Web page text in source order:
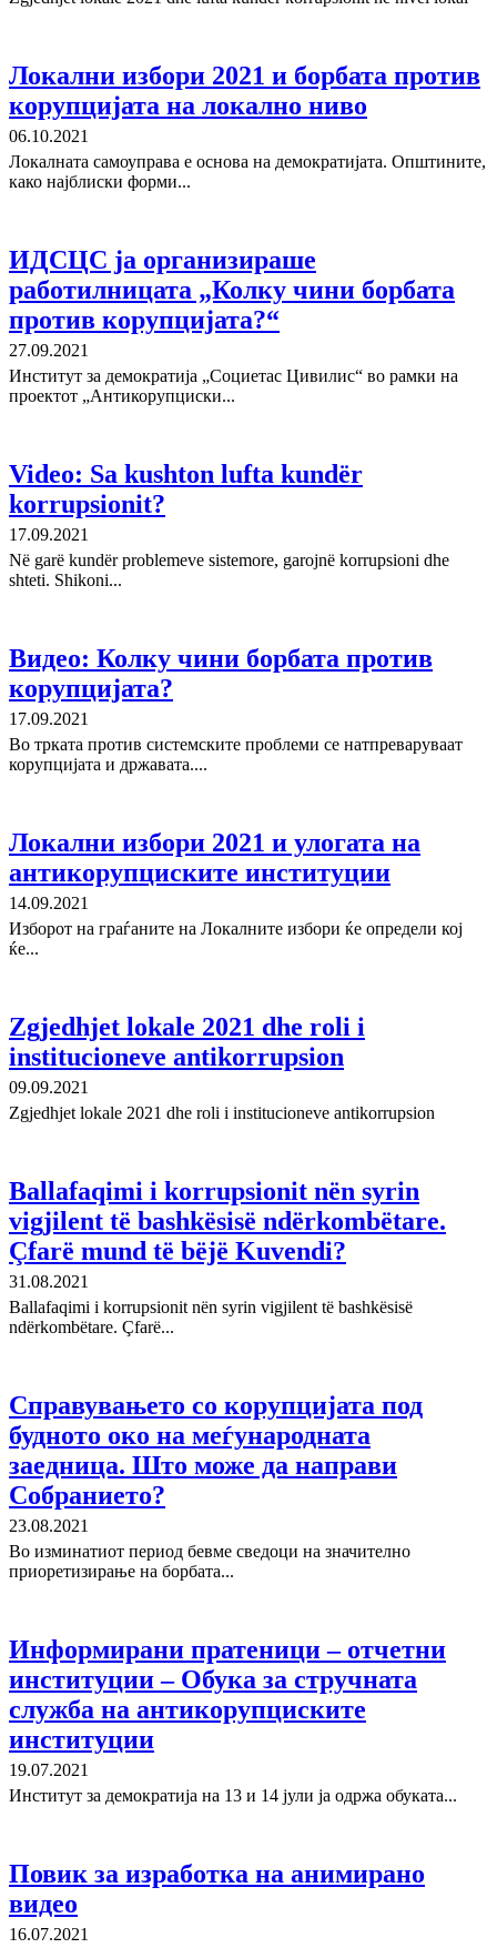
Локални избори 2021 и борбата против
корупцијата на локално ниво
06.10.2021
Локалната самоуправа е основа на демократијата. Општините,
како најблиски форми...
ИДСЦС ја организираше
работилницата „Колку чини борбата
против корупцијата?“
27.09.2021
Институт за демократија „Социетас Цивилис“ во рамки на
проектот „Антикорупциски...
Video: Sa kushton lufta kundër
korrupsionit?
17.09.2021
Në garë kundër problemeve sistemore, garojnë korrupsioni dhe
shteti. Shikoni...
Видео: Колку чини борбата против
корупцијата?
17.09.2021
Во трката против системските проблеми се натпреваруваат
корупцијата и државата....
Локални избори 2021 и улогата на
антикорупциските институции
14.09.2021
Изборот на граѓаните на Локалните избори ќе определи кој
ќе...
Zgjedhjet lokale 2021 dhe roli i
institucioneve antikorrupsion
09.09.2021
Zgjedhjet lokale 2021 dhe roli i institucioneve antikorrupsion
Ballafaqimi i korrupsionit nën syrin
vigjilent të bashkësisë ndërkombëtare.
Çfarë mund të bëjë Kuvendi?
31.08.2021
Ballafaqimi i korrupsionit nën syrin vigjilent të bashkësisë
ndërkombëtare. Çfarë...
Справувањето со корупцијата под
будното око на меѓународната
заедница. Што може да направи
Собранието?
23.08.2021
Во изминатиот период бевме сведоци на значително
приоретизирање на борбата...
Информирани пратеници – отчетни
институции – Обука за стручната
служба на антикорупциските
институции
19.07.2021
Институт за демократија на 13 и 14 јули ја одржа обуката...
Повик за изработка на анимирано
видео
16.07.2021